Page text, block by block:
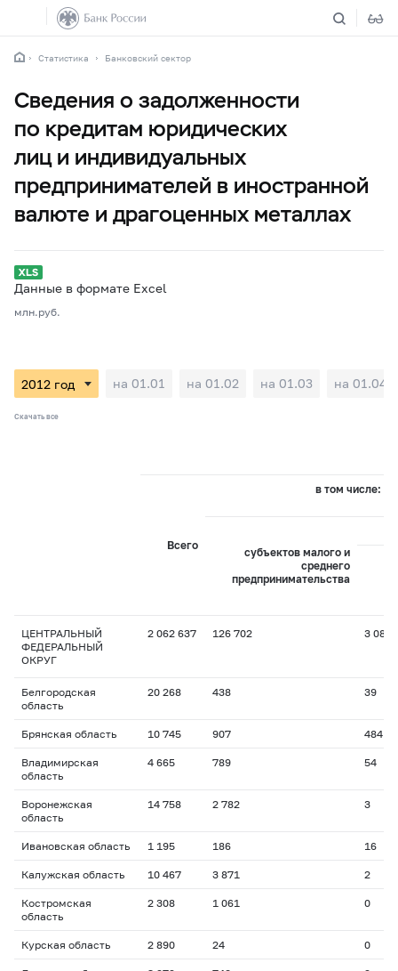
Статистика Банковский сектор
Сведения о задолженности
по кредитам юридических
лиц и индивидуальных
предпринимателей в иностранной
валюте и драгоценных металлах
Данные в формате Excel
млн.руб.
на 01.01 на 01.02 на 01.03 на 01.04
Скачать все
Всего
в том числе:
субъектов малого и
среднего
предпринимательства
ЦЕНТРАЛЬНЫЙ
ФЕДЕРАЛЬНЫЙ
ОКРУГ
2 062 637 126 702 3 087
Белгородская
область
20 268 438 39
Брянская область 10 745 907 484
Владимирская
область
4 665 789 54
Воронежская
область
14 758 2 782 3
Ивановская область 1 195 186 16
Калужская область 10 467 3 871 2
Костромская
область
2 308 1 061 0
Курская область 2 890 24 0